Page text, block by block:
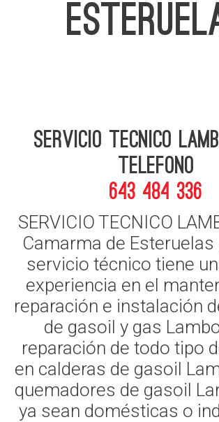
Servicio Tecnico
telefono
643 484 336
SERVICIO TECNICO
Camarma de Esteruelas
servicio técnico tiene
experiencia en el
reparación e instalación
de gasoil y gas
reparación de todo tipo
en calderas de gasoil
quemadores de gasoil
ya sean domésticas o